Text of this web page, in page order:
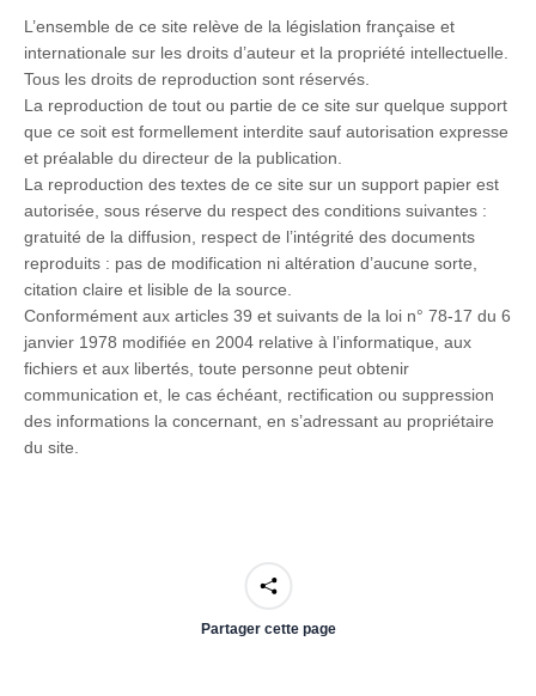
L’ensemble de ce site relève de la législation française et
internationale sur les droits d’auteur et la propriété intellectuelle.
Tous les droits de reproduction sont réservés.
La reproduction de tout ou partie de ce site sur quelque support
que ce soit est formellement interdite sauf autorisation expresse
et préalable du directeur de la publication.
La reproduction des textes de ce site sur un support papier est
autorisée, sous réserve du respect des conditions suivantes :
gratuité de la diffusion, respect de l’intégrité des documents
reproduits : pas de modification ni altération d’aucune sorte,
citation claire et lisible de la source.
Conformément aux articles 39 et suivants de la loi n° 78-17 du 6
janvier 1978 modifiée en 2004 relative à l’informatique, aux
fichiers et aux libertés, toute personne peut obtenir
communication et, le cas échéant, rectification ou suppression
des informations la concernant, en s’adressant au propriétaire
du site.
Partager cette page